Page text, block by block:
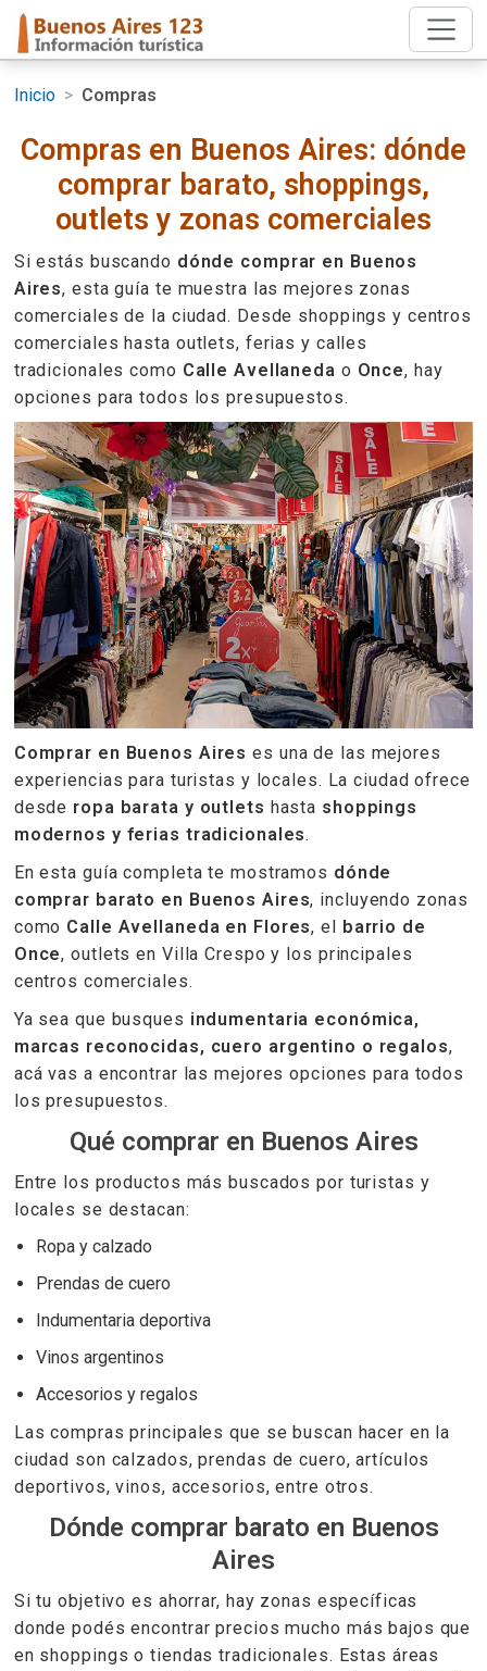
Inicio > Compras
Compras en Buenos Aires: dónde
comprar barato, shoppings,
outlets y zonas comerciales
Si estás buscando dónde comprar en Buenos
Aires, esta guía te muestra las mejores zonas
comerciales de la ciudad. Desde shoppings y centros
comerciales hasta outlets, ferias y calles
tradicionales como Calle Avellaneda o Once, hay
opciones para todos los presupuestos.
Comprar en Buenos Aires es una de las mejores
experiencias para turistas y locales. La ciudad ofrece
desde ropa barata y outlets hasta shoppings
modernos y ferias tradicionales.
En esta guía completa te mostramos dónde
comprar barato en Buenos Aires, incluyendo zonas
como Calle Avellaneda en Flores, el
barrio de
Once, outlets en Villa Crespo y los principales
centros comerciales.
Ya sea que busques indumentaria económica,
marcas reconocidas, cuero argentino o regalos,
acá vas a encontrar las mejores opciones para todos
los presupuestos.
Qué comprar en Buenos Aires
Entre los productos más buscados por turistas y
locales se destacan:
Ropa y calzado
Prendas de cuero
Indumentaria deportiva
Vinos argentinos
Accesorios y regalos
Las compras principales que se buscan hacer en la
ciudad son calzados, prendas de cuero, artículos
deportivos, vinos, accesorios, entre otros.
Dónde comprar barato en Buenos
Aires
Si tu objetivo es ahorrar, hay zonas específicas
donde podés encontrar precios mucho más bajos que
en shoppings o tiendas tradicionales. Estas áreas